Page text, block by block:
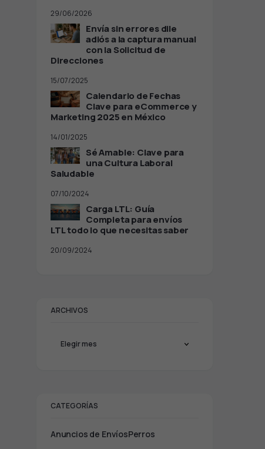
29/06/2026
Envía sin errores dile
adiós a la captura manual
con la Solicitud de
Direcciones
15/07/2025
Calendario de Fechas
Clave para eCommerce y
Marketing 2025 en México
14/01/2025
Sé Amable: Clave para
una Cultura Laboral
Saludable
07/10/2024
Carga LTL: Guía
Completa para envíos
LTL todo lo que necesitas saber
20/09/2024
ARCHIVOS
CATEGORÍAS
Anuncios de EnvíosPerros